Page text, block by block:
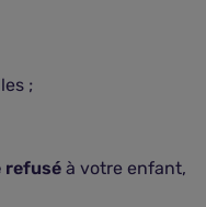
;
refusé à votre enfant,